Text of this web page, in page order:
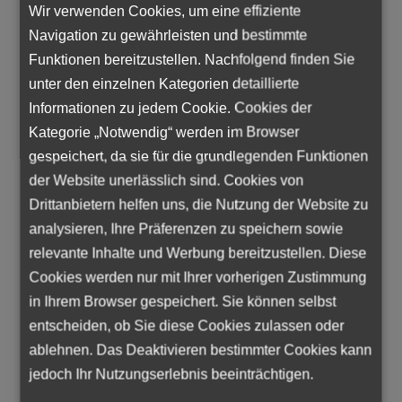
Wir verwenden Cookies, um eine effiziente
Navigation zu gewährleisten und bestimmte
Funktionen bereitzustellen. Nachfolgend finden Sie
unter den einzelnen Kategorien detaillierte
Informationen zu jedem Cookie. Cookies der
Kategorie „Notwendig“ werden im Browser
gespeichert, da sie für die grundlegenden Funktionen
der Website unerlässlich sind. Cookies von
Drittanbietern helfen uns, die Nutzung der Website zu
analysieren, Ihre Präferenzen zu speichern sowie
relevante Inhalte und Werbung bereitzustellen. Diese
Cookies werden nur mit Ihrer vorherigen Zustimmung
in Ihrem Browser gespeichert. Sie können selbst
entscheiden, ob Sie diese Cookies zulassen oder
ablehnen. Das Deaktivieren bestimmter Cookies kann
jedoch Ihr Nutzungserlebnis beeinträchtigen.
vollständig in die Arbeitsabläufe des
Kundenunternehmens eingebunden und
folgt den dortigen Weisungen.
Vielseitige Einsatzbereiche:Da Einsätze
bei unterschiedlichen Kunden
stattfinden können, sammeln
Zeitarbeitnehmer praktische
Erfahrungen in verschiedenen
Branchen, Arbeitsumgebungen und
Tätigkeitsfeldern.
In welchen Branchen ist
Zeitarbeit typisch?
Sehen wir uns einmal an, welche Branchen in